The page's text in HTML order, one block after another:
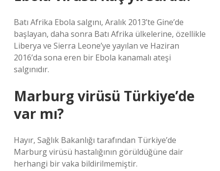
Batı Afrika Ebola salgını, Aralık 2013’te Gine’de
başlayan, daha sonra Batı Afrika ülkelerine, özellikle
Liberya ve Sierra Leone’ye yayılan ve Haziran
2016’da sona eren bir Ebola kanamalı ateşi
salgınıdır.
Marburg virüsü Türkiye’de
var mı?
Hayır, Sağlık Bakanlığı tarafından Türkiye’de
Marburg virüsü hastalığının görüldüğüne dair
herhangi bir vaka bildirilmemiştir.